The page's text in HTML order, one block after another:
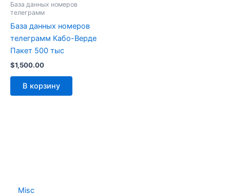
Misc
База данных номеров
телеграмм
База данных номеров
телеграмм Кабо-Верде
Пакет 500 тыс
$1,500.00
В корзину